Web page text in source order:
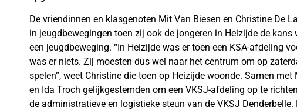
De vriendinnen en klasgenoten Mit Van Biesen en Christine De
in jeugdbewegingen toen zij ook de jongeren in Heizijde de
een jeugdbeweging. “In Heizijde was er toen een KSA-afdeling
was er niets. Zij moesten dus wel naar het centrum om op
spelen”, weet Christine die toen op Heizijde woonde. Samen
en Ida Troch gelijkgestemden om een VKSJ-afdeling op te
de administratieve en logistieke steun van de VKSJ